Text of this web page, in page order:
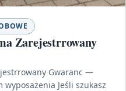
Zarejestrrowany
Gwaranc —
Jeśli szukasz